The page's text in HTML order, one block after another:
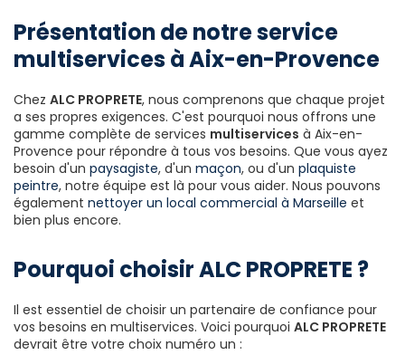
Présentation de notre service
multiservices à Aix-en-Provence
Chez ALC PROPRETE, nous comprenons que chaque projet
a ses propres exigences. C'est pourquoi nous offrons une
gamme complète de services multiservices à Aix-en-
Provence pour répondre à tous vos besoins. Que vous ayez
besoin d'un paysagiste, d'un maçon, ou d'un plaquiste
peintre, notre équipe est là pour vous aider. Nous pouvons
également nettoyer un local commercial à Marseille et
bien plus encore.
Pourquoi choisir ALC PROPRETE ?
Il est essentiel de choisir un partenaire de confiance pour
vos besoins en multiservices. Voici pourquoi ALC PROPRETE
devrait être votre choix numéro un :